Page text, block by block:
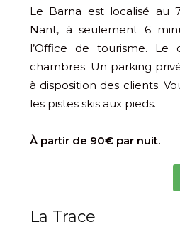
Le Barna est localisé au
Nant, à seulement 6
l’Office de tourisme. Le
chambres. Un parking
à disposition des clients.
les pistes skis aux pieds.
À partir de 90€ par nuit.
La Trace